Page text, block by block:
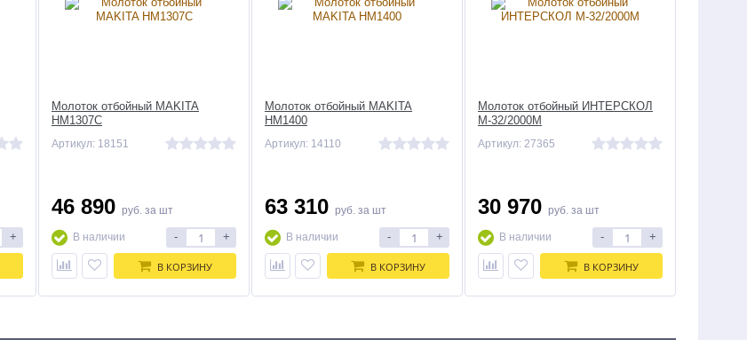
+
Молоток отбойный MAKITA
HM1307C
Артикул: 18151
46 890 руб. за шт
В наличии - +
В КОРЗИНУ
Молоток отбойный MAKITA
HM1400
Артикул: 14110
63 310 руб. за шт
В наличии - +
В КОРЗИНУ
Молоток отбойный ИНТЕРСКОЛ
М-32/2000М
Артикул: 27365
30 970 руб. за шт
В наличии - +
В КОРЗИНУ